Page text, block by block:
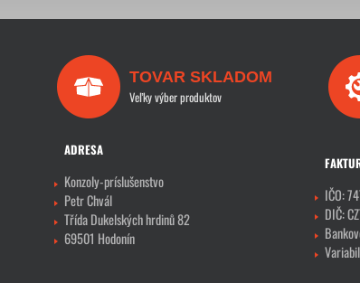
TOVAR SKLADOM
Veľky výber produktov
ADRESA
Konzoly-príslušenstvo
Petr Chvál
Třída Dukelských hrdinů 82
69501 Hodonín
IČO:
DIČ: